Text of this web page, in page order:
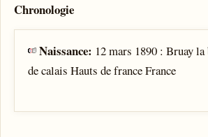
Chronologie
Naissance: 12 mars 1890 : Bruay
de calais Hauts de france France